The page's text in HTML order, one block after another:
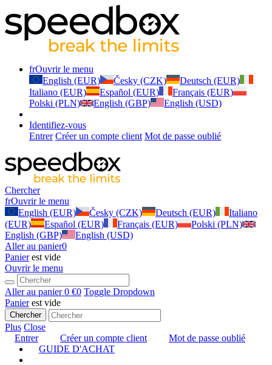
frOuvrir le menu
English (EUR)
Česky (CZK)
Deutsch (EUR)
Italiano (EUR)
Español (EUR)
Français (EUR)
Polski (PLN)
English (GBP) English (USD)
Identifiez-vous
Entrer Créer un compte client Mot de passe oublié
Chercher
frOuvrir le menu
English (EUR)
Česky (CZK) Deutsch (EUR)
Italiano
(EUR)
Español (EUR) Français (EUR)
Polski (PLN)
English (GBP)
English (USD)
Aller au panier0
Panierest vide
Ouvrir le menu
Aller au panier0 €0 Toggle Dropdown
Panierest vide
Chercher
Plus Close
Entrer
Créer un compte client
Mot de passe oublié
GUIDE D'ACHAT